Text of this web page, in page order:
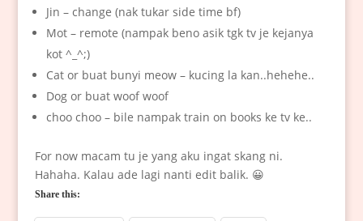
Jin – change (nak tukar side time bf)
Mot – remote (nampak beno asik tgk tv je kejanya
kot ^_^;)
Cat or buat bunyi meow – kucing la kan..hehehe..
Dog or buat woof woof
choo choo – bile nampak train on books ke tv ke..
For now macam tu je yang aku ingat skang ni.
Hahaha. Kalau ade lagi nanti edit balik. 😀
Share this: